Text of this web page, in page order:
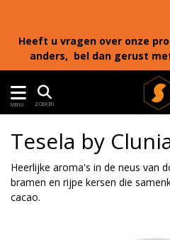
Heeft u vragen over onze
anders, bel dan gerust
MENU ZOEKEN
Tesela by
Heerlijke aroma's in de neus van
bramen en rijpe kersen die
cacao.